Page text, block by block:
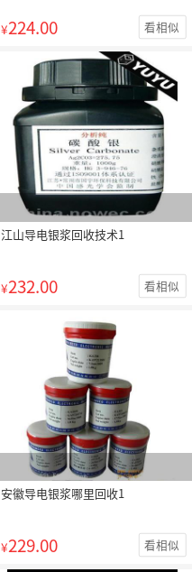
¥224.00 看相似
江山导电银浆回收技术1
¥232.00 看相似
安徽导电银浆哪里回收1
¥229.00 看相似